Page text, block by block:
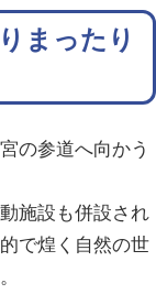
まったり
の参道へ向かう
施設も併設され
で煌く自然の世